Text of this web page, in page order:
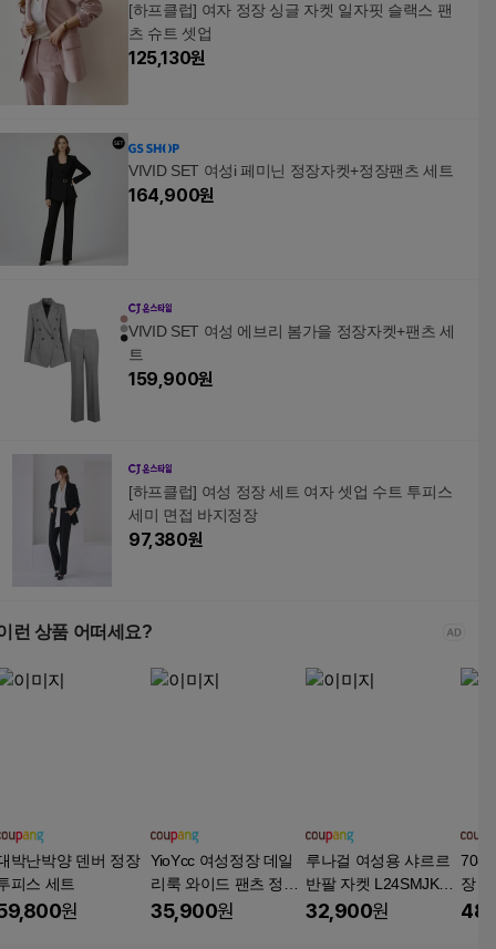
[하프클럽] 여자 정장 싱글 자켓 일자핏 슬랙스 팬
츠 슈트 셋업
125,130원
VIVID SET 여성i 페미닌 정장자켓+정장팬츠 세트
164,900원
VIVID SET 여성 에브리 봄가을 정장자켓+팬츠 세
트
159,900원
[하프클럽] 여성 정장 세트 여자 셋업 수트 투피스
세미 면접 바지정장
97,380원
런 상품 어떠세요?
박난박양 덴버 정장
피스 세트
원
YioYcc 여성정장 데일
리룩 와이드 팬츠 정장
상하 두 벌
35,900원
루나걸 여성용 샤르르
반팔 자켓 L24SMJK03
1515
32,900원
장
투피